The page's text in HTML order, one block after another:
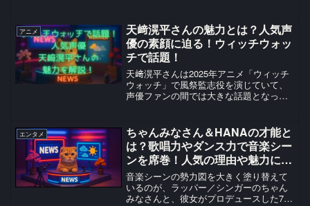
介さんが再び主人公声優に！Snow Manの
佐...
アニメ
天﨑滉平さんの魅力とは？人気声
優の素顔に迫る！ウィッチウォッ
チで話題！
天﨑滉平さんは2025年アニメ「ウィッチ
ウォッチ」で風祭監志役を演じていて、
声優ファンの間では大きな話題となって
きます。彼の演技力、プライベートの素
顔、そして今後まで、...
エンタメ
ちゃんみなさん＆HANAの才能と
は？歌唱力やダンス力で音楽シー
ンを席巻！人気の理由や魅力に迫
る
音楽シーンの勢力図を大きく塗り替えて
いるのが、ラッパー／シンガーのちゃん
みなさんと、彼女がプロデュースした7人